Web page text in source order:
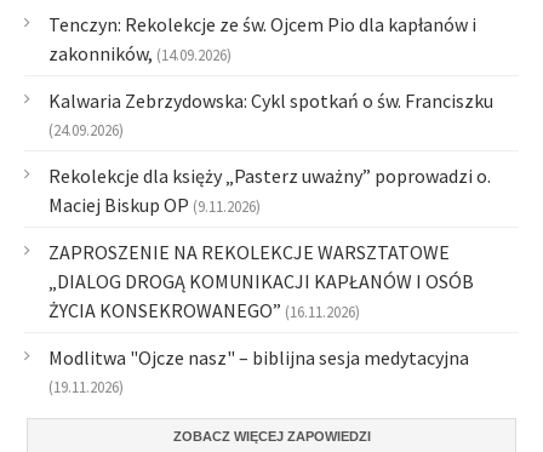
Tenczyn: Rekolekcje ze św. Ojcem Pio dla kapłanów i
zakonników, (14.09.2026)
Kalwaria Zebrzydowska: Cykl spotkań o św. Franciszku
(24.09.2026)
Rekolekcje dla księży „Pasterz uważny” poprowadzi o.
Maciej Biskup OP (9.11.2026)
ZAPROSZENIE NA REKOLEKCJE WARSZTATOWE
„DIALOG DROGĄ KOMUNIKACJI KAPŁANÓW I OSÓB
ŻYCIA KONSEKROWANEGO” (16.11.2026)
Modlitwa "Ojcze nasz" – biblijna sesja medytacyjna
(19.11.2026)
ZOBACZ WIĘCEJ ZAPOWIEDZI